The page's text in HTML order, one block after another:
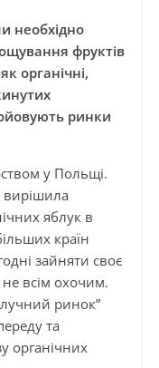
необхідно
фруктів
органічні,
ринки
у Польщі.
вирішила
яблук в
країн
зайняти своє
не всім охочим.
ринок”
та
органічних